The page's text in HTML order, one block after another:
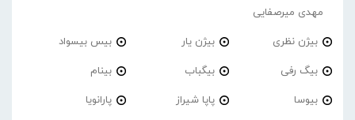
مهدی میرصفایی
بیژن نظری بیژن یار بیس بیسواد
بیگ رفی بیگباب بینام
بیوسا پاپا شیراز پارانویا